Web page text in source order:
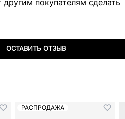
покупателям сделать
ОСТАВИТЬ ОТЗЫВ
РАСПРОДАЖА